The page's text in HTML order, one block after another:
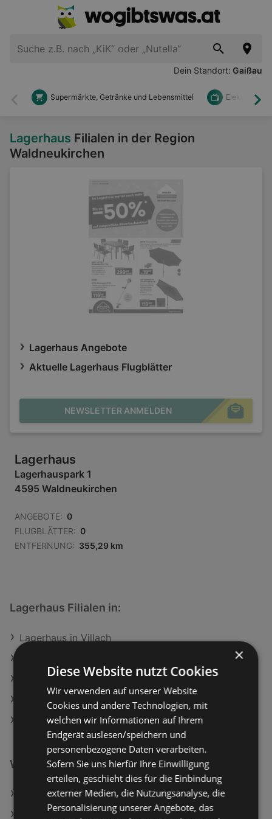
Dein Standort: Gaißau
Zurück
Supermärkte, Getränke und Lebensmittel Elektronik
Lagerhaus Filialen in der Region
Waldneukirchen
Lagerhaus Angebote
Aktuelle Lagerhaus Flugblätter
NEWSLETTER ANMELDEN
Lagerhaus
Lagerhauspark 1
4595 Waldneukirchen
ANGEBOTE: 0
FLUGBLÄTTER: 0
ENTFERNUNG: 355,29 km
Lagerhaus Filialen in:
Lagerhaus in Villach
Lagerhaus in Tulln an der Donau
Lagerhaus in Frohnleiten
Lagerhaus in Hartberg
Weiterführende Links
Lagerhaus Angebote
Dehner Garten-Center Angebote
×
Diese Website nutzt Cookies
Wir verwenden auf unserer Website
Cookies und andere Technologien, mit
welchen wir Informationen auf Ihrem
Endgerät auslesen/speichern und
personenbezogene Daten verarbeiten.
Sofern Sie uns hierfür Ihre Einwilligung
erteilen, geschieht dies für die Einbindung
externer Medien, die Nutzungsanalyse, die
Personalisierung unserer Angebote, das